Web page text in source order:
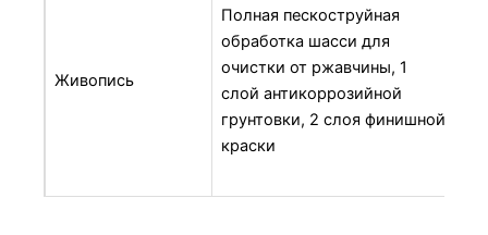
Живопись
Полная пескоструйная
обработка шасси для
очистки от ржавчины, 1
слой антикоррозийной
грунтовки, 2 слоя финишной
краски